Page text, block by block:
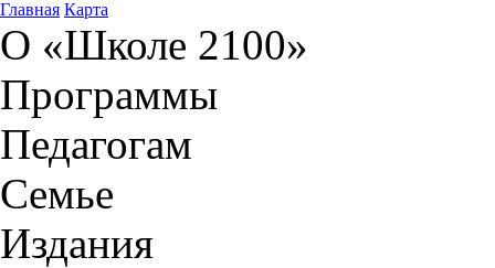
Главная Карта
О «Школе 2100»
Программы
Педагогам
Семье
Издания